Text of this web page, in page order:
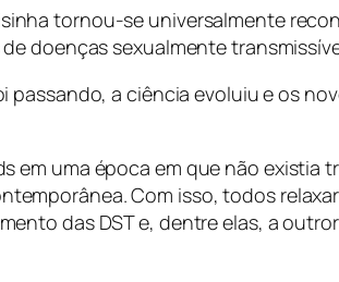
tornou-se universalmente
doenças sexualmente
passando, a ciência evoluiu e os
em uma época em que não existia
Com isso, todos
das DST e, dentre elas, a